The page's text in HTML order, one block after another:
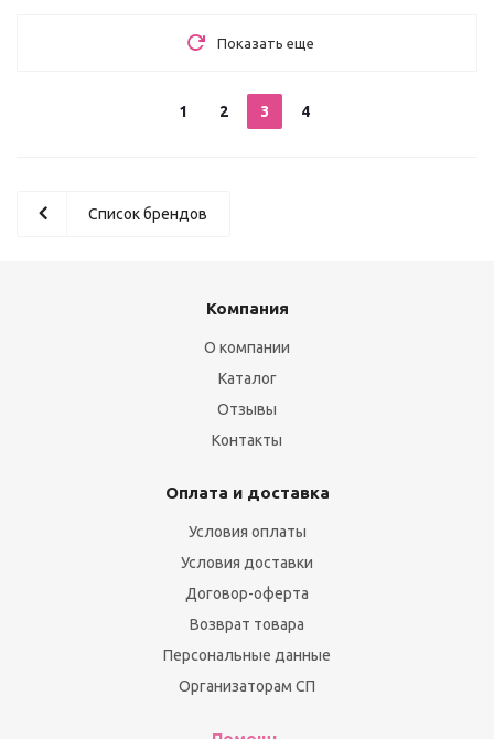
Показать еще
1 2 3 4
Список брендов
Компания
О компании
Каталог
Отзывы
Контакты
Оплата и доставка
Условия оплаты
Условия доставки
Договор-оферта
Возврат товара
Персональные данные
Организаторам СП